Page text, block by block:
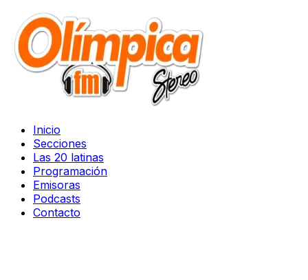
Inicio
Secciones
Las 20 latinas
Programación
Emisoras
Podcasts
Contacto